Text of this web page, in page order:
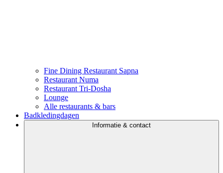
Fine Dining Restaurant Sapna
Restaurant Numa
Restaurant Tri-Dosha
Lounge
Alle restaurants & bars
Badkledingdagen
Informatie & contact